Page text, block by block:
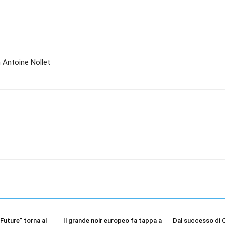
Antoine Nollet
torna al Il grande noir europeo fa tappa a Dal successo di